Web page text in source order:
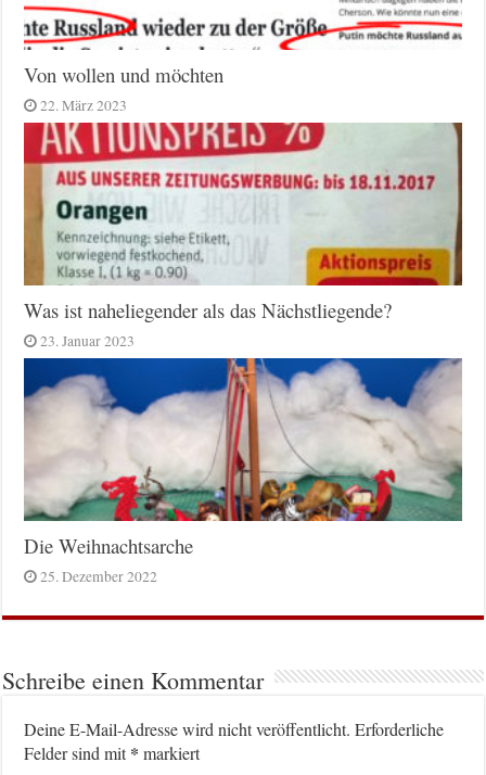
Von wollen und möchten
22. März 2023
Was ist naheliegender als das Nächstliegende?
23. Januar 2023
Die Weihnachtsarche
25. Dezember 2022
Schreibe einen Kommentar
Deine E-Mail-Adresse wird nicht veröffentlicht. Erforderliche
Felder sind mit* markiert